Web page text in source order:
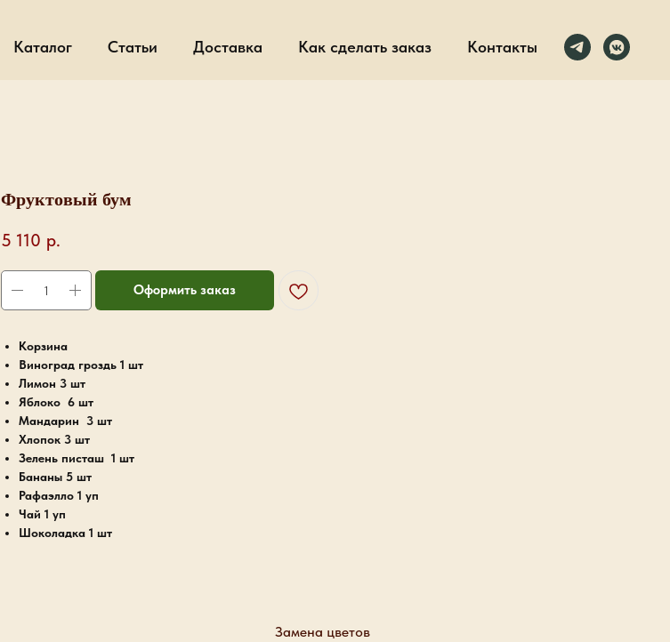
Каталог Статьи Доставка Как сделать заказ Контакты
Фруктовый бум
5 110 р.
Оформить заказ
Корзина
Виноград гроздь 1 шт
Лимон 3 шт
Яблоко 6 шт
Мандарин 3 шт
Хлопок 3 шт
Зелень писташ 1 шт
Бананы 5 шт
Рафаэлло 1 уп
Чай 1 уп
Шоколадка 1 шт
Замена цветов